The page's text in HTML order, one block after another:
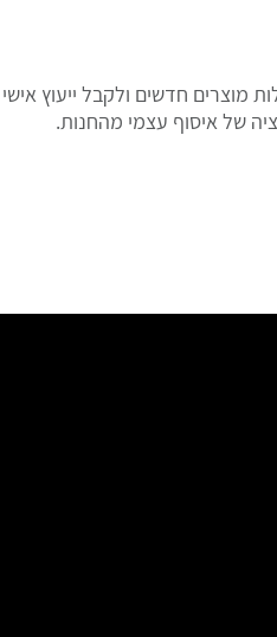
חדשים ולקבל ייעוץ
של איסוף עצמי מהחנות.